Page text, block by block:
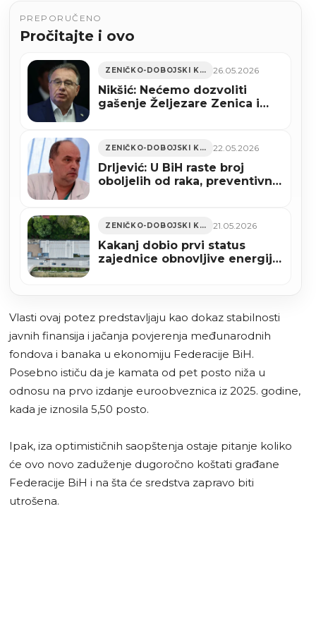
PREPORUČENO
Pročitajte i ovo
ZENIČKO-DOBOJSKI KANTON 26.05.2026
Nikšić: Nećemo dozvoliti
gašenje Željezare Zenica i
ZENIČKO-DOBOJSKI KANTON 22.05.2026
Drljević: U BiH raste broj
oboljelih od raka, preventivnih
ZENIČKO-DOBOJSKI KANTON 21.05.2026
Kakanj dobio prvi status
zajednice obnovljive energije
Vlasti ovaj potez predstavljaju kao dokaz stabilnosti
javnih finansija i jačanja povjerenja međunarodnih
fondova i banaka u ekonomiju Federacije BiH.
Posebno ističu da je kamata od pet posto niža u
odnosu na prvo izdanje euroobveznica iz 2025. godine,
kada je iznosila 5,50 posto.
Ipak, iza optimističnih saopštenja ostaje pitanje koliko
će ovo novo zaduženje dugoročno koštati građane
Federacije BiH i na šta će sredstva zapravo biti
utrošena.